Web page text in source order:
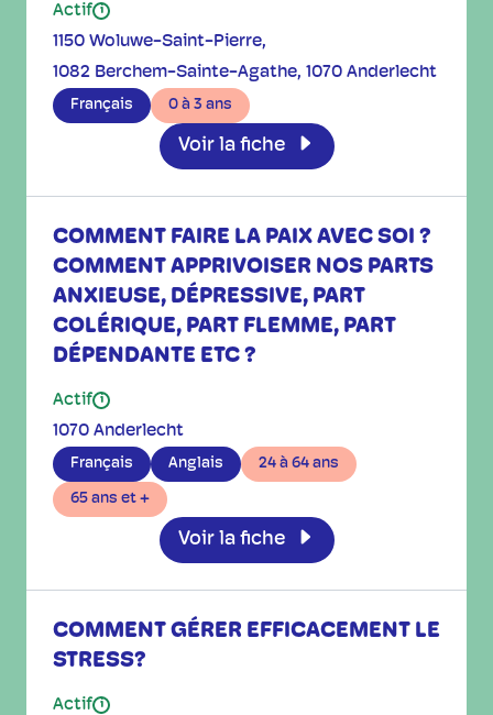
Actif i
1150 Woluwe-Saint-Pierre
1082 Berchem-Sainte-Agathe 1070 Anderlecht
Français 0 à 3 ans
Voir la fiche
COMMENT FAIRE LA PAIX AVEC SOI ?
COMMENT APPRIVOISER NOS PARTS
ANXIEUSE, DÉPRESSIVE, PART
COLÉRIQUE, PART FLEMME, PART
DÉPENDANTE ETC ?
Actif i
1070 Anderlecht
Français Anglais 24 à 64 ans
65 ans et +
Voir la fiche
COMMENT GÉRER EFFICACEMENT LE
STRESS?
Actif i